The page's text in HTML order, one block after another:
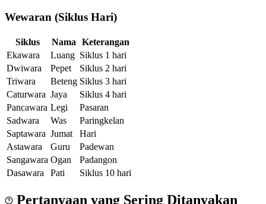
Wewaran (Siklus Hari)
Siklus Nama
Keterangan
Ekawara
Luang Siklus 1 hari
Dwiwara
Pepet
Siklus 2 hari
Triwara
Beteng Siklus 3 hari
Caturwara Jaya
Siklus 4 hari
Pancawara Legi
Pasaran
Sadwara
Was
Paringkelan
Saptawara Jumat
Hari
Astawara
Guru
Padewan
Sangawara Ogan
Padangon
Dasawara
Pati Siklus 10 hari
Pertanyaan yang Sering Ditanyakan